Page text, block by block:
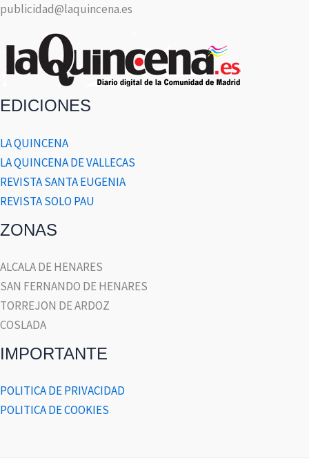
publicidad@laquincena.es
EDICIONES
LA QUINCENA
LA QUINCENA DE VALLECAS
REVISTA SANTA EUGENIA
REVISTA SOLO PAU
ZONAS
ALCALA DE HENARES
SAN FERNANDO DE HENARES
TORREJON DE ARDOZ
COSLADA
IMPORTANTE
POLITICA DE PRIVACIDAD
POLITICA DE COOKIES